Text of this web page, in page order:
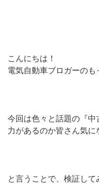
こんにちは！
電気自動車ブロガーのも
今回は色々と話題の『
力があるのか皆さん気に
と言うことで、検証して